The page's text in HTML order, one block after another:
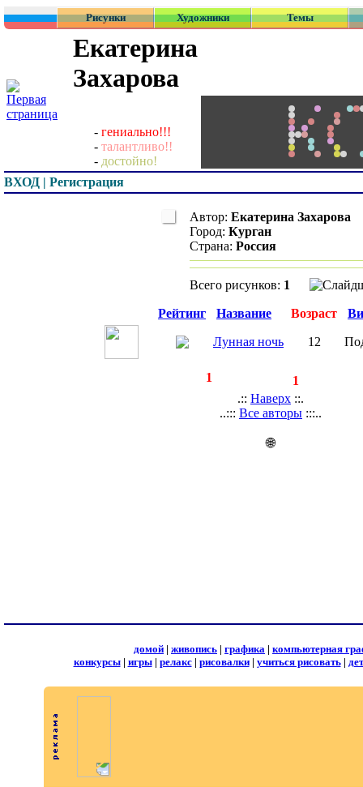
Рисунки Художники Темы
Екатерина
Захарова
- гениально!!!
- талантливо!!
- достойно!
ВХОД | Регистрация
Автор: Екатерина Захарова
Город: Курган
Страна: Россия
Всего рисунков: 1
Рейтинг Название Возраст
Лунная ночь 12
1
1
.:: Наверх ::.
..::: Все авторы :::..
🌐
домой | живопись | графика | компьютерная
конкурсы| игры| релакс| рисовалки| учиться рисовать|